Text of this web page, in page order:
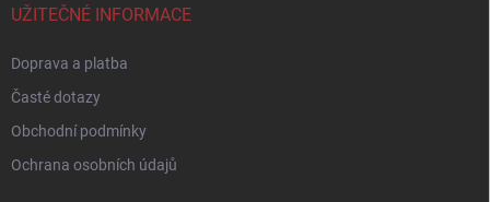
UŽITEČNÉ INFORMACE
Doprava a platba
Časté dotazy
Obchodní podmínky
Ochrana osobních údajů